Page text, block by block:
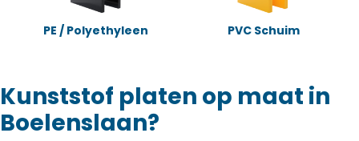
PE / Polyethyleen PVC Schuim
Kunststof platen op maat in
Boelenslaan?